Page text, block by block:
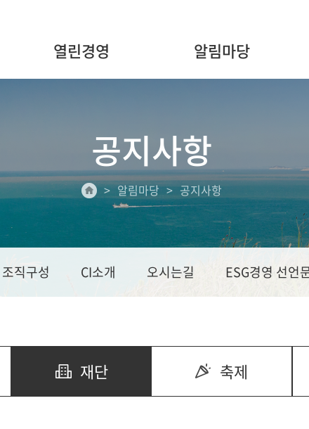
열린경영 알림마당
공지사항
알림마당 공지사항
조직구성 CI소개 오시는길 ESG경영 선언
재단 축제